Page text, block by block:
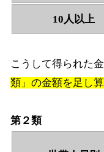
10人以上
こうして得られた
類」の金額を足し算
第２類